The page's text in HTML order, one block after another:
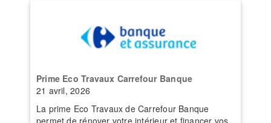
Prime Eco Travaux Carrefour Banque
21 avril, 2026
La prime Eco Travaux de Carrefour Banque